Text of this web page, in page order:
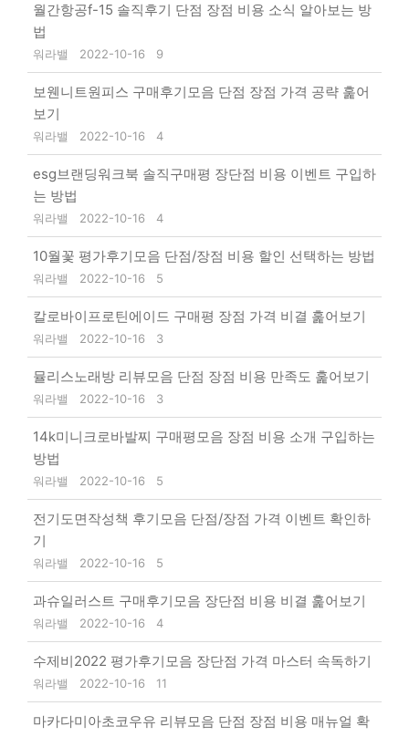
월간항공f-15 솔직후기 단점 장점 비용 소식 알아보는 방
법
워라밸 2022-10-16 9
보웬니트원피스 구매후기모음 단점 장점 가격 공략 훑어
보기
워라밸 2022-10-16 4
esg브랜딩워크북 솔직구매평 장단점 비용 이벤트 구입하
는 방법
워라밸 2022-10-16 4
10월꽃 평가후기모음 단점/장점 비용 할인 선택하는 방법
워라밸 2022-10-16 5
칼로바이프로틴에이드 구매평 장점 가격 비결 훑어보기
워라밸 2022-10-16 3
뮬리스노래방 리뷰모음 단점 장점 비용 만족도 훑어보기
워라밸 2022-10-16 3
14k미니크로바발찌 구매평모음 장점 비용 소개 구입하는
방법
워라밸 2022-10-16 5
전기도면작성책 후기모음 단점/장점 가격 이벤트 확인하
기
워라밸 2022-10-16 5
과슈일러스트 구매후기모음 장단점 비용 비결 훑어보기
워라밸 2022-10-16 4
수제비2022 평가후기모음 장단점 가격 마스터 속독하기
워라밸 2022-10-16 11
마카다미아초코우유 리뷰모음 단점 장점 비용 매뉴얼 확